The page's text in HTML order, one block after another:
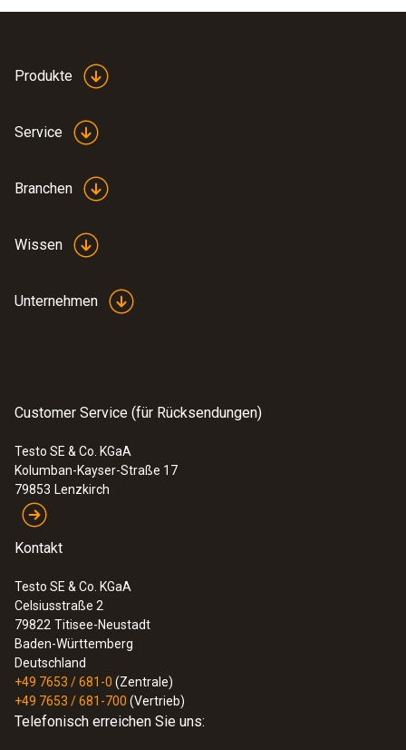
:0560 1128
testo 112 hochgenaues
Produkte
Service
Branchen
Wissen
Unternehmen
Customer Service (für Rücksendungen)
Testo SE & Co. KGaA
Kolumban-Kayser-Straße 17
79853 Lenzkirch
Kontakt
Testo SE & Co. KGaA
Celsiusstraße 2
79822 Titisee-Neustadt
Baden-Württemberg
Deutschland
+49 7653 / 681-0 (Zentrale)
+49 7653 / 681-700 (Vertrieb)
Telefonisch erreichen Sie uns: